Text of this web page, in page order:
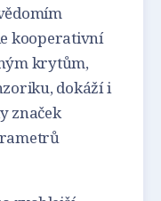
kooperativní
krytům,
dokáží i
značek